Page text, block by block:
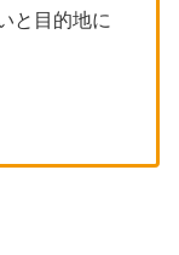
と目的地に